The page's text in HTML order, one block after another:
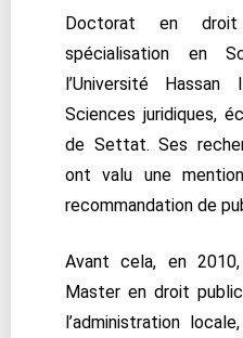
Doctorat en
spécialisation en
l’Université
Sciences juridiques,
de Settat. Ses
ont valu une
recommandation de
Avant cela, en
Master en droit
l’administration